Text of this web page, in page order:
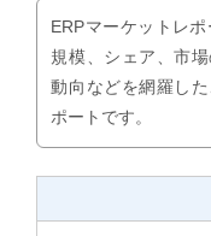
ERPマーケットレ
規模、シェア、市
動向などを網羅し
ポートです。